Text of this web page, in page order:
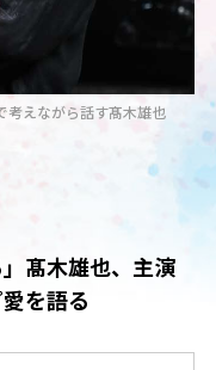
考えながら話す髙木雄也
髙木雄也、主演
を語る